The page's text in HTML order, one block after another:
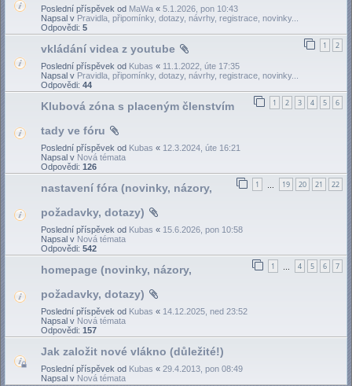
Poslední příspěvek od MaWa « 5.1.2026, pon 10:43
Napsal v Pravidla, připomínky, dotazy, návrhy, registrace, novinky...
Odpovědi: 5
1 2
vkládání videa z youtube
Poslední příspěvek od Kubas « 11.1.2022, úte 17:35
Napsal v Pravidla, připomínky, dotazy, návrhy, registrace, novinky...
Odpovědi: 44
1 2 3 4 5 6
Klubová zóna s placeným členstvím
tady ve fóru
Poslední příspěvek od Kubas « 12.3.2024, úte 16:21
Napsal v Nová témata
Odpovědi: 126
1 19 20 21 22
nastavení fóra (novinky, názory,
požadavky, dotazy)
Poslední příspěvek od Kubas « 15.6.2026, pon 10:58
Napsal v Nová témata
Odpovědi: 542
1 4 5 6 7
homepage (novinky, názory,
požadavky, dotazy)
Poslední příspěvek od Kubas « 14.12.2025, ned 23:52
Napsal v Nová témata
Odpovědi: 157
Jak založit nové vlákno (důležité!)
Poslední příspěvek od Kubas « 29.4.2013, pon 08:49
Napsal v Nová témata